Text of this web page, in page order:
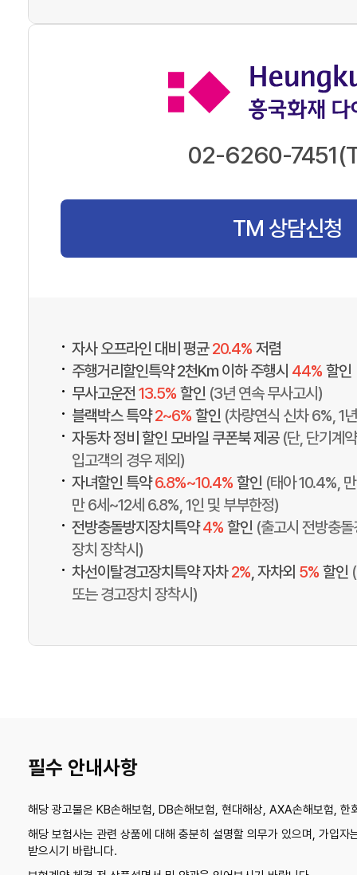
02-6260-
TM 상담신청
• 자사 오프라인 대비 평균20.4% 저렴
• 주행거리할인특약 2천Km 이하 주행시 44% 할인
• 무사고운전 13.5% 할인 (3년 연속 무사고시)
• 블랙박스 특약2~6% 할인 (차량연식 신차 6%, 1
• 자동차 정비 할인 모바일 쿠폰북 제공 (단, 단기계
입고객의 경우 제외)
• 자녀할인 특약6.8%~10.4% 할인 (태아 10.4%,
만 6세~12세 6.8%, 1인 및 부부한정)
• 전방충돌방지장치특약4% 할인 (출고시 전방충
장치 장착시)
• 차선이탈경고장치특약 자차2%, 자차외 5% 할인
또는 경고장치 장착시)
필수 안내사항
해당 광고물은 KB손해보험, DB손해보험, 현대해상, AXA손해보험, 한
해당 보험사는 관련 상품에 대해 충분히 설명할 의무가 있으며, 가입자
받으시기 바랍니다.